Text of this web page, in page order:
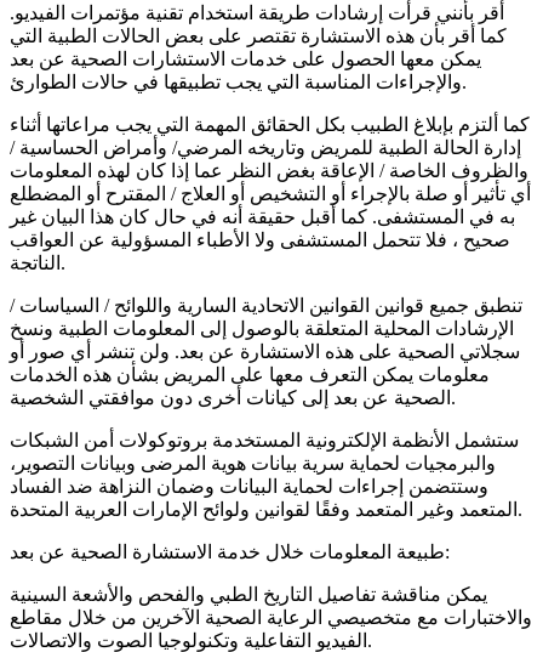
أقر بأنني قرأت إرشادات طريقة استخدام تقنية مؤتمرات الفيديو.
كما أقر بأن هذه الاستشارة تقتصر على بعض الحالات الطبية التي
يمكن معها الحصول على خدمات الاستشارات الصحية عن بعد
والإجراءات المناسبة التي يجب تطبيقها في حالات الطوارئ.
كما ألتزم بإبلاغ الطبيب بكل الحقائق المهمة التي يجب مراعاتها أثناء
إدارة الحالة الطبية للمريض وتاريخه المرضي/ وأمراض الحساسية /
والظروف الخاصة / الإعاقة بغض النظر عما إذا كان لهذه المعلومات
أي تأثير أو صلة بالإجراء أو التشخيص أو العلاج / المقترح أو المضطلع
به في المستشفى. كما أقبل حقيقة أنه في حال كان هذا البيان غير
صحيح ، فلا تتحمل المستشفى ولا الأطباء المسؤولية عن العواقب
الناتجة.
تنطبق جميع قوانين القوانين الاتحادية السارية واللوائح / السياسات /
الإرشادات المحلية المتعلقة بالوصول إلى المعلومات الطبية ونسخ
سجلاتي الصحية على هذه الاستشارة عن بعد. ولن تنشر أي صور أو
معلومات يمكن التعرف معها على المريض بشأن هذه الخدمات
الصحية عن بعد إلى كيانات أخرى دون موافقتي الشخصية.
ستشمل الأنظمة الإلكترونية المستخدمة بروتوكولات أمن الشبكات
والبرمجيات لحماية سرية بيانات هوية المرضى وبيانات التصوير،
وستتضمن إجراءات لحماية البيانات وضمان النزاهة ضد الفساد
المتعمد وغير المتعمد وفقًا لقوانين ولوائح الإمارات العربية المتحدة.
طبيعة المعلومات خلال خدمة الاستشارة الصحية عن بعد:
يمكن مناقشة تفاصيل التاريخ الطبي والفحص والأشعة السينية
والاختبارات مع متخصيصي الرعاية الصحية الآخرين من خلال مقاطع
الفيديو التفاعلية وتكنولوجيا الصوت والاتصالات.